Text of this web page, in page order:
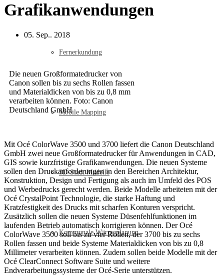
Fernerkundung
Mobile Mapping
3D-Stadt Modelle
Kommunale Wärmeplanung
Grafikanwendungen
05. Sep.. 2018
Die neuen Großformatedrucker von
Canon sollen bis zu sechs Rollen fassen
und Materialdicken von bis zu 0,8 mm
verarbeiten können. Foto: Canon
Deutschland GmbH
Mit Océ ColorWave 3500 und 3700 liefert die Canon Deutschland
GmbH zwei neue Großformatedrucker für Anwendungen in CAD,
GIS sowie kurzfristige Grafikanwendungen. Die neuen Systeme
sollen den Druckanforderungen in den Bereichen Architektur,
Konstruktion, Design und Fertigung als auch im Umfeld des POS
und Werbedrucks gerecht werden. Beide Modelle arbeiteten mit der
Océ CrystalPoint Technologie, die starke Haftung und
Kratzfestigkeit des Drucks mit scharfen Konturen verspricht.
Zusätzlich sollen die neuen Systeme Düsenfehlfunktionen im
laufenden Betrieb automatisch korrigieren können. Der Océ
ColorWave 3500 soll bis zu vier Rollen, der 3700 bis zu sechs
Rollen fassen und beide Systeme Materialdicken von bis zu 0,8
Millimeter verarbeiten können. Zudem sollen beide Modelle mit der
Océ ClearConnect Software Suite und weitere
Endverarbeitungssysteme der Océ-Serie unterstützen.